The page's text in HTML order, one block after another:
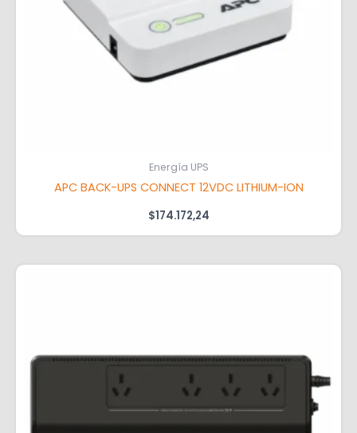
Energía UPS
APC BACK-UPS CONNECT 12VDC LITHIUM-ION
$174.172,24